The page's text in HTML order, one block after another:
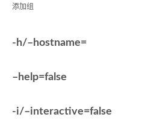
添加组
-h/–hostname=
–help=false
-i/–interactive=false